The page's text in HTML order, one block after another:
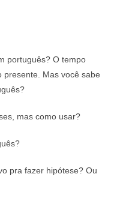
português? O tempo
presente. Mas você sabe
mas como usar?
pra fazer hipótese? Ou